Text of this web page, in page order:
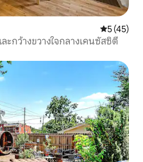
คะแนนเฉลี่
5 (45)
กว้างขวางใจกลางเคนซัสซิตี้